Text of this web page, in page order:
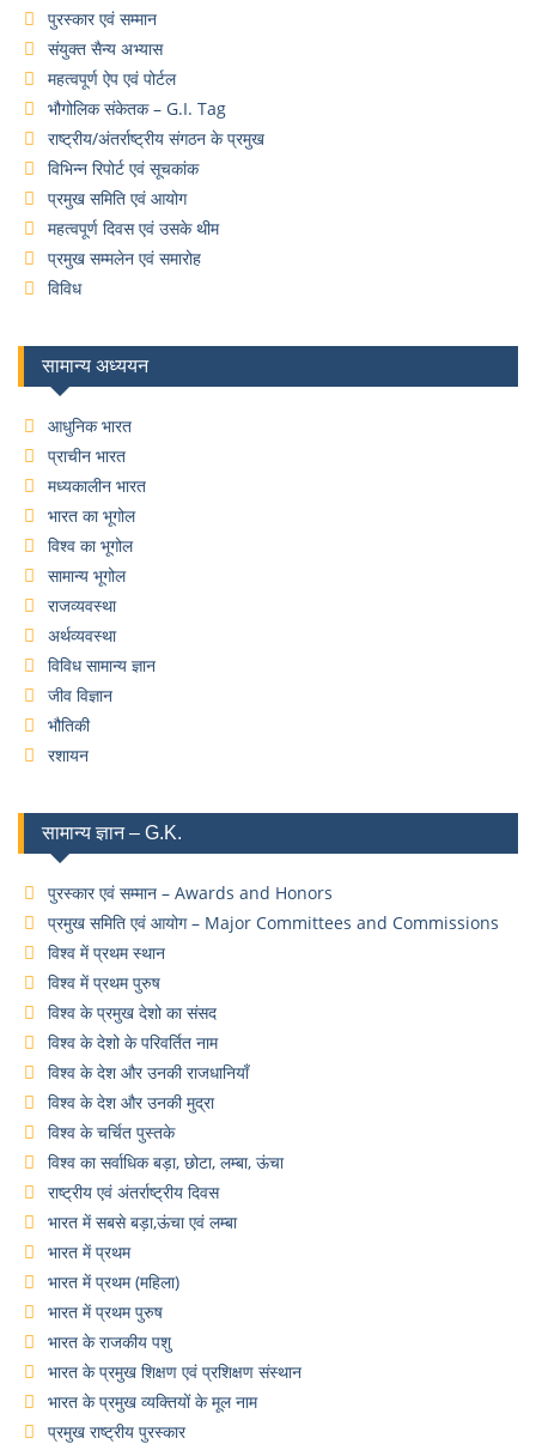
पुरस्कार एवं सम्मान
संयुक्त सैन्य अभ्यास
महत्वपूर्ण ऐप एवं पोर्टल
भौगोलिक संकेतक – G.I. Tag
राष्ट्रीय/अंतर्राष्ट्रीय संगठन के प्रमुख
विभिन्न रिपोर्ट एवं सूचकांक
प्रमुख समिति एवं आयोग
महत्वपूर्ण दिवस एवं उसके थीम
प्रमुख सम्मलेन एवं समारोह
विविध
सामान्य अध्ययन
आधुनिक भारत
प्राचीन भारत
मध्यकालीन भारत
भारत का भूगोल
विश्व का भूगोल
सामान्य भूगोल
राजव्यवस्था
अर्थव्यवस्था
विविध सामान्य ज्ञान
जीव विज्ञान
भौतिकी
रशायन
सामान्य ज्ञान – G.K.
पुरस्कार एवं सम्मान – Awards and Honors
प्रमुख समिति एवं आयोग – Major Committees and Commissions
विश्व में प्रथम स्थान
विश्व में प्रथम पुरुष
विश्व के प्रमुख देशो का संसद
विश्व के देशो के परिवर्तित नाम
विश्व के देश और उनकी राजधानियाँ
विश्व के देश और उनकी मुद्रा
विश्व के चर्चित पुस्तके
विश्व का सर्वाधिक बड़ा, छोटा, लम्बा, ऊंचा
राष्ट्रीय एवं अंतर्राष्ट्रीय दिवस
भारत में सबसे बड़ा,ऊंचा एवं लम्बा
भारत में प्रथम
भारत में प्रथम (महिला)
भारत में प्रथम पुरुष
भारत के राजकीय पशु
भारत के प्रमुख शिक्षण एवं प्रशिक्षण संस्थान
भारत के प्रमुख व्यक्तियों के मूल नाम
प्रमुख राष्ट्रीय पुरस्कार